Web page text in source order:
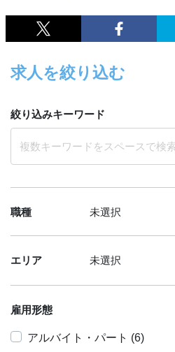
求人を絞り込む
絞り込みキーワード
職種 未選択
エリア 未選択
雇用形態
アルバイト・パート (6)